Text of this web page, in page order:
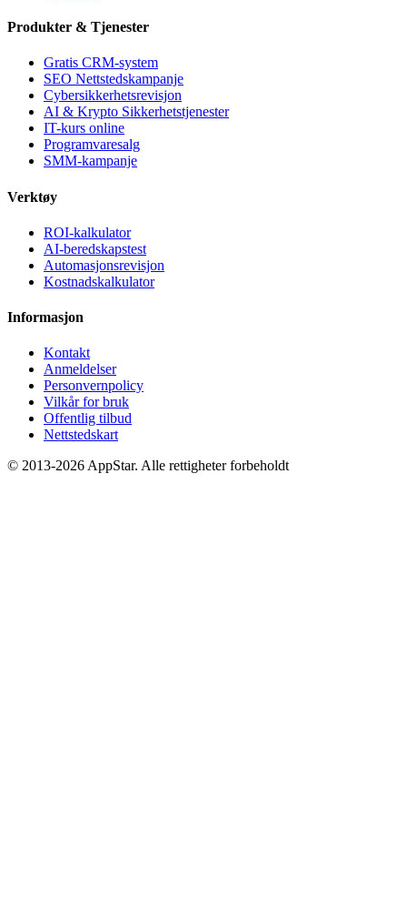
Produkter & Tjenester
Gratis CRM-system
SEO Nettstedskampanje
Cybersikkerhetsrevisjon
AI & Krypto Sikkerhetstjenester
IT-kurs online
Programvaresalg
SMM-kampanje
Verktøy
ROI-kalkulator
AI-beredskapstest
Automasjonsrevisjon
Kostnadskalkulator
Informasjon
Kontakt
Anmeldelser
Personvernpolicy
Vilkår for bruk
Offentlig tilbud
Nettstedskart
© 2013-2026 AppStar. Alle rettigheter forbeholdt